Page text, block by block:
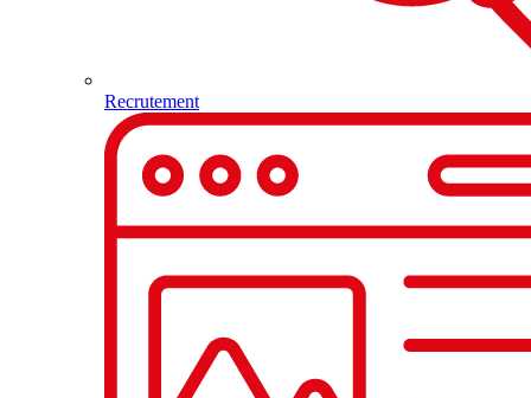
Recrutement